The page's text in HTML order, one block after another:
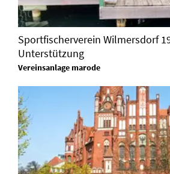
Sportfischerverein Wilmersdorf
Unterstützung
Vereinsanlage marode